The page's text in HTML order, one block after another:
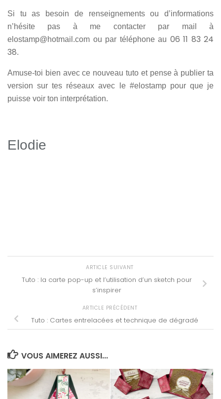
Si tu as besoin de renseignements ou d’informations
n’hésite pas à me contacter par mail à
elostamp@hotmail.com ou par téléphone au 06 11 83 24
38.
Amuse-toi bien avec ce nouveau tuto et pense à publier ta
version sur tes réseaux avec le #elostamp pour que je
puisse voir ton interprétation.
Elodie
ARTICLE SUIVANT
Tuto : la carte pop-up et l’utilisation d’un sketch pour
s’inspirer
ARTICLE PRÉCÉDENT
Tuto : Cartes entrelacées et technique de dégradé
VOUS AIMEREZ AUSSI...